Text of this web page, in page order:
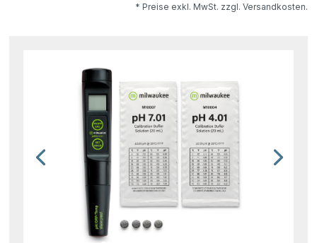
* Preise exkl. MwSt. zzgl. Versandkosten.